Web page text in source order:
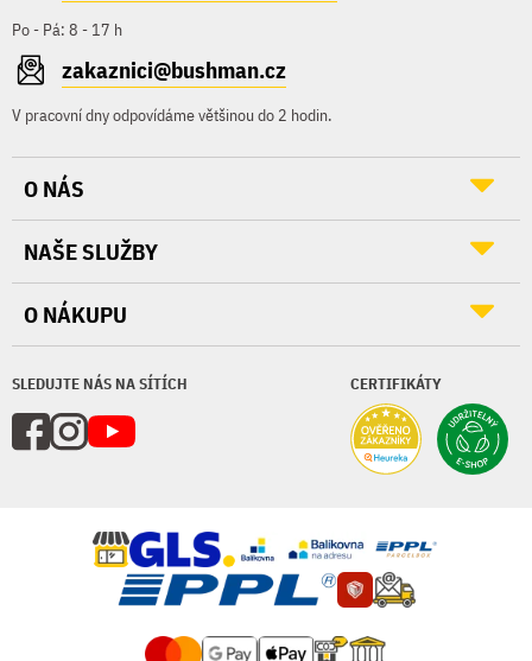
Po - Pá: 8 - 17 h
zakaznici@bushman.cz
V pracovní dny odpovídáme většinou do 2 hodin.
SLEDUJTE NÁS NA SÍTÍCH CERTIFIKÁTY
O NÁS
NAŠE SLUŽBY
O NÁKUPU